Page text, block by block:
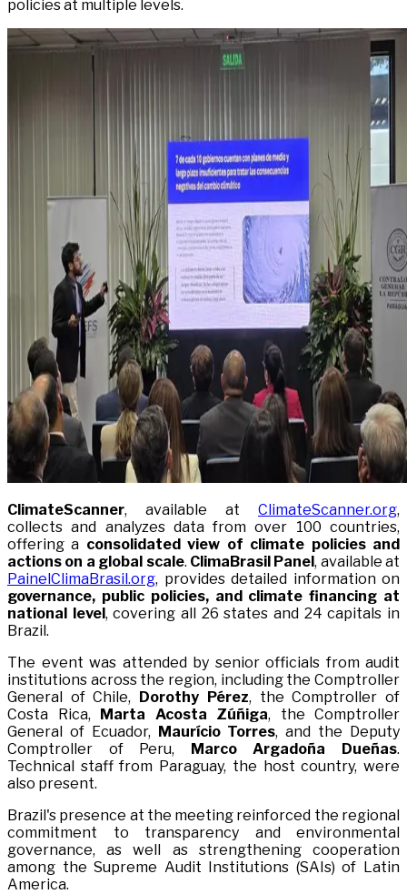
policies at multiple levels.
ClimateScanner, available at ClimateScanner.org,
collects and analyzes data from over 100 countries,
offering a consolidated view of climate policies and
actions on a global scale. ClimaBrasil Panel, available at
PainelClimaBrasil.org, provides detailed information on
governance, public policies, and climate financing at
national level, covering all 26 states and 24 capitals in
Brazil.
The event was attended by senior officials from audit
institutions across the region, including the Comptroller
General of Chile, Dorothy Pérez, the Comptroller of
Costa Rica, Marta Acosta Zúñiga, the Comptroller
General of Ecuador, Maurício Torres, and the Deputy
Comptroller of Peru, Marco Argadoña Dueñas.
Technical staff from Paraguay, the host country, were
also present.
Brazil's presence at the meeting reinforced the regional
commitment to transparency and environmental
governance, as well as strengthening cooperation
among the Supreme Audit Institutions (SAIs) of Latin
America.